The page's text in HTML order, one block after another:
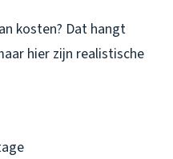
kosten? Dat hangt
hier zijn realistische